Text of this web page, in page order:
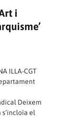
i
ILLA-CGT
Deixem
el